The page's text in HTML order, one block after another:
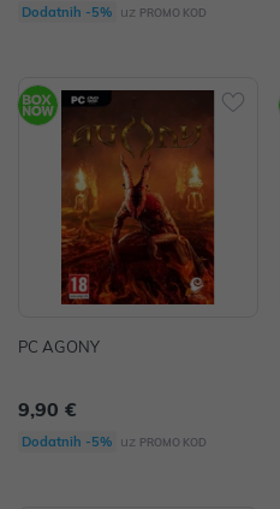
Dodatnih -5% uz PROMO KOD
PC AGONY
9,90 €
Dodatnih -5% uz PROMO KOD